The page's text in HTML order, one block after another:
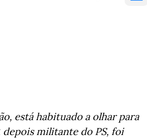
está habituado a olhar para
depois militante do PS, foi